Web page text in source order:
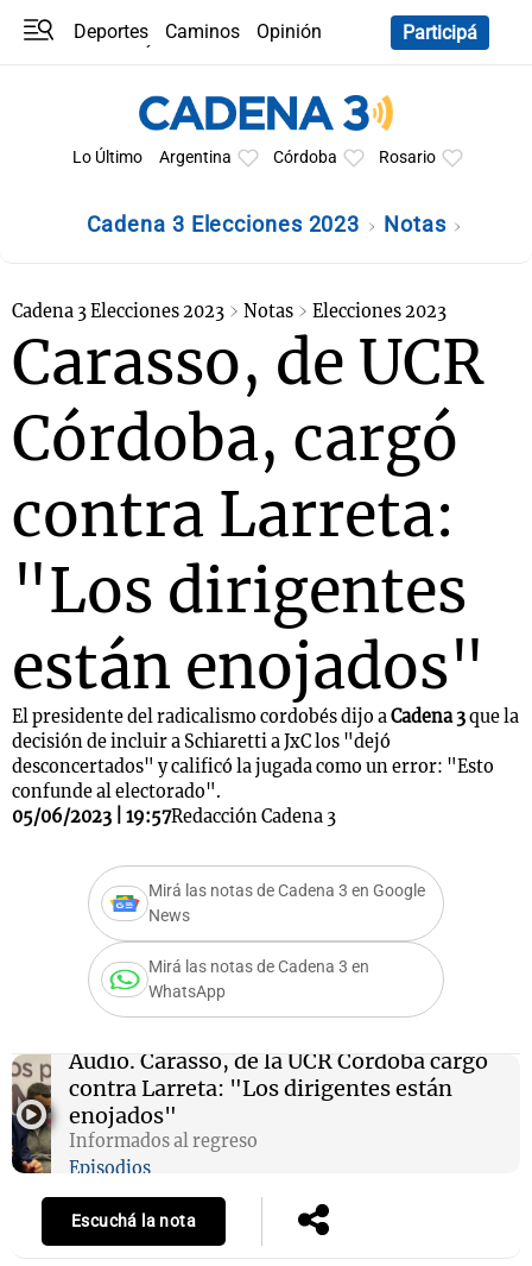
Deportes Caminos
Opinión
Participá
Lo Último Argentina Córdoba Rosario
Cadena 3 Elecciones 2023 Notas
Cadena 3 Elecciones 2023 Notas Elecciones 2023
Carasso, de UCR
Córdoba, cargó
contra Larreta:
"Los dirigentes
están enojados"
El presidente del radicalismo cordobés dijo aCadena 3que la
decisión de incluir a Schiaretti a JxC los "dejó
desconcertados" y calificó la jugada como un error: "Esto
confunde al electorado".
05/06/2023 | 19:57Redacción Cadena 3
Mirá las notas de Cadena 3 en Google
News
Mirá las notas de Cadena 3 en
WhatsApp
Audio. Carasso, de la UCR Córdoba cargó
contra Larreta: "Los dirigentes están
enojados"
Informados al regreso
Episodios
Escuchá la nota
Notas
Mundial 2026